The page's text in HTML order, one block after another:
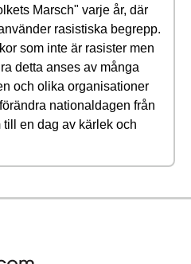
Marsch" varje år, där
rasistiska begrepp.
som inte är rasister men
detta anses av många
och olika organisationer
nationaldagen från
en dag av kärlek och